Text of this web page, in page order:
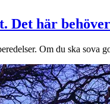
Det här
Om du ska sova